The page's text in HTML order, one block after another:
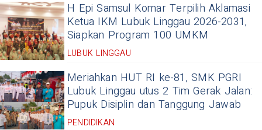
H Epi Samsul Komar Terpilih Aklamasi
Ketua IKM Lubuk Linggau 2026-2031,
Siapkan Program 100 UMKM
LUBUK LINGGAU
Meriahkan HUT RI ke-81, SMK PGRI
Lubuk Linggau utus 2 Tim Gerak Jalan:
Pupuk Disiplin dan Tanggung Jawab
PENDIDIKAN